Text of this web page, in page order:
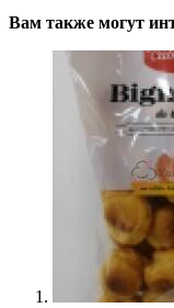
Вам также могут